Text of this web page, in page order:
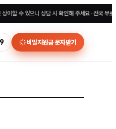
있으니 상담 시 확인해 주세요•전국 무료상담
비밀지원금 문자받기